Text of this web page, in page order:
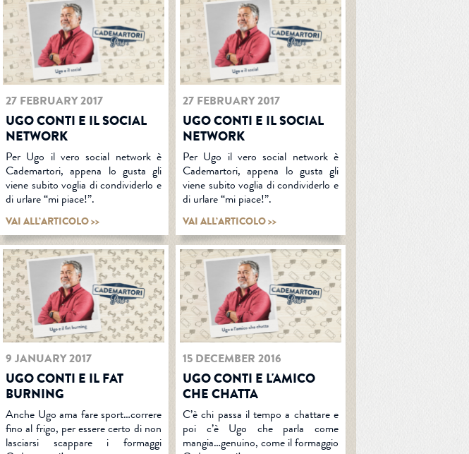
27 FEBRUARY 2017
UGO CONTI E IL SOCIAL
NETWORK
Per Ugo il vero social network è
Cademartori, appena lo gusta gli
viene subito voglia di condividerlo e
di urlare “mi piace!”.
VAI ALL’ARTICOLO >>
27 FEBRUARY 2017
UGO CONTI E IL SOCIAL
NETWORK
Per Ugo il vero social network è
Cademartori, appena lo gusta gli
viene subito voglia di condividerlo e
di urlare “mi piace!”.
VAI ALL’ARTICOLO >>
9 JANUARY 2017
UGO CONTI E IL FAT
BURNING
Anche Ugo ama fare sport…correre
fino al frigo, per essere certo di non
lasciarsi scappare i formaggi
15 DECEMBER 2016
UGO CONTI E L'AMICO
CHE CHATTA
C’è chi passa il tempo a chattare e
poi c’è Ugo che parla come
mangia…genuino, come il formaggio